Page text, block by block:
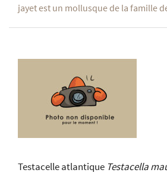
jayet est un mollusque de la famille
Testacelle atlantique Testacella